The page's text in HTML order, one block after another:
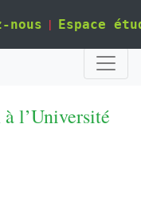
nous | Espace
l’Université